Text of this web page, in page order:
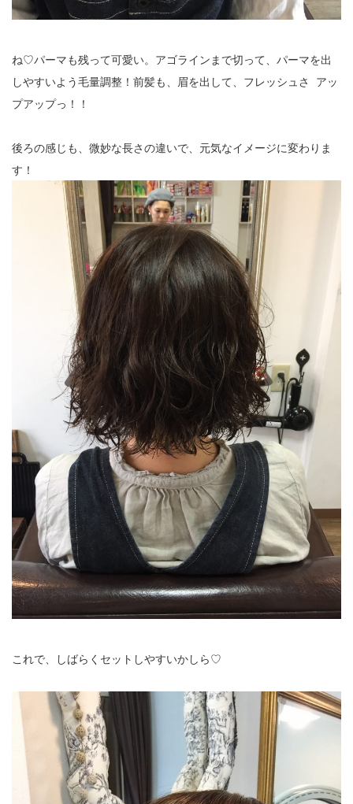
ね♡パーマも残って可愛い。アゴラインまで切って、パーマを出
しやすいよう毛量調整！前髪も、眉を出して、フレッシュさ アッ
プアップっ！！
後ろの感じも、微妙な長さの違いで、元気なイメージに変わりま
す！
これで、しばらくセットしやすいかしら♡